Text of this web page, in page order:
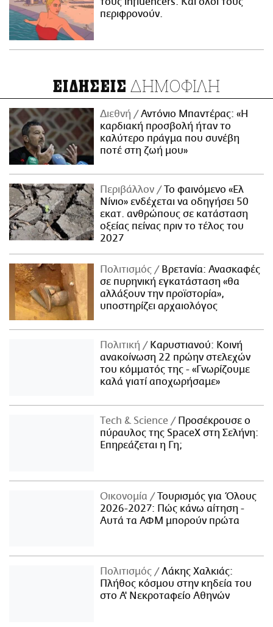
περιφρονούν.
ΕΙΔΗΣΕΙΣ ΔΗΜΟΦΙΛΗ
Διεθνή
Αντόνιο Μπαντέρας: «Η
καρδιακή προσβολή ήταν το
καλύτερο πράγμα που συνέβη
ποτέ στη ζωή μου»
Περιβάλλον
Το φαινόμενο «Ελ
Νίνιο» ενδέχεται να οδηγήσει 50
εκατ. ανθρώπους σε κατάσταση
οξείας πείνας πριν το τέλος του
2027
Πολιτισμός
Βρετανία: Ανασκαφές
σε πυρηνική εγκατάσταση «θα
αλλάξουν την προϊστορία»,
υποστηρίζει αρχαιολόγος
Πολιτική
Καρυστιανού: Κοινή
ανακοίνωση 22 πρώην στελεχών
του κόμματός της - «Γνωρίζουμε
καλά γιατί αποχωρήσαμε»
Τech & Science
Προσέκρουσε ο
πύραυλος της SpaceX στη Σελήνη:
Επηρεάζεται η Γη;
Οικονομία
Τουρισμός για Όλους
2026-2027: Πώς κάνω αίτηση -
Αυτά τα ΑΦΜ μπορούν πρώτα
Πολιτισμός
Λάκης Χαλκιάς:
Πλήθος κόσμου στην κηδεία του
στο Α' Νεκροταφείο Αθηνών